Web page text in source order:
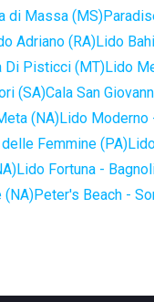
di Massa (MS)
Adriano (RA)Lido
Di Pisticci (MT)Lido
(SA)Cala San
(NA)Lido Moderno
Femmine (PA)
Lido Fortuna -
(NA)Peter's Beach -